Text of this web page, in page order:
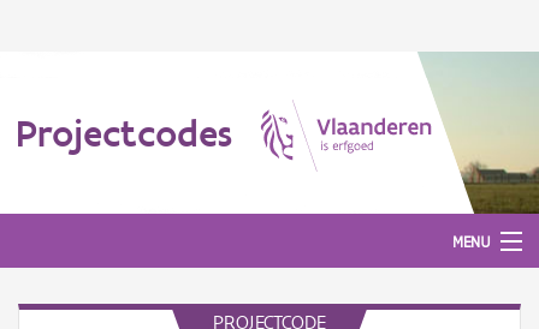
Projectcodes
MENU
PROJECTCODE